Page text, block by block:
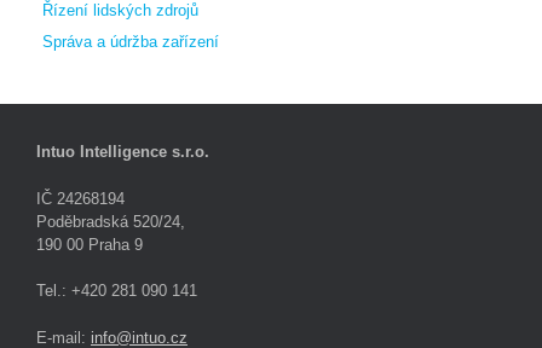
Řízení lidských zdrojů
Správa a údržba zařízení
Intuo Intelligence s.r.o.
IČ 24268194
Poděbradská 520/24,
190 00 Praha 9
Tel.: +420 281 090 141
E-mail: info@intuo.cz